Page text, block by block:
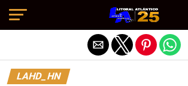
LAHD_HN
Salir de la versión móvil